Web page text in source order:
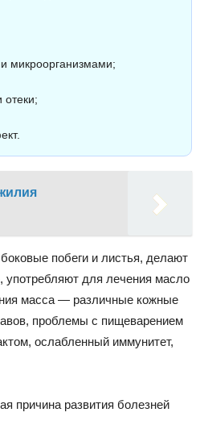
микроорганизмами;
отеки;
побеги и листья, делают
употребляют для лечения масло
масса — различные кожные
проблемы с пищеварением
ослабленный иммунитет,
причина развития болезней